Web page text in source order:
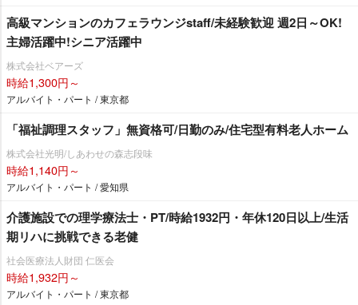
高級マンションのカフェラウンジstaff/未経験歓迎 週2日～OK!
主婦活躍中!シニア活躍中
株式会社ベアーズ
時給1,300円～
アルバイト・パート / 東京都
「福祉調理スタッフ」無資格可/日勤のみ/住宅型有料老人ホーム
株式会社光明/しあわせの森志段味
時給1,140円～
アルバイト・パート / 愛知県
介護施設での理学療法士・PT/時給1932円・年休120日以上/生活
期リハに挑戦できる老健
社会医療法人財団 仁医会
時給1,932円～
アルバイト・パート / 東京都